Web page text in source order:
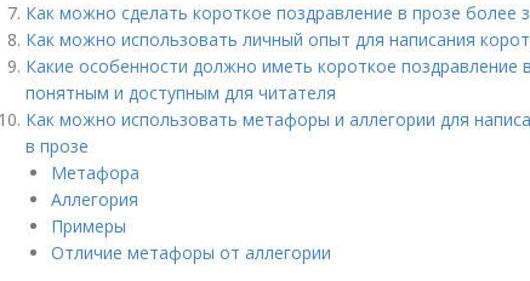
Как можно сделать короткое поздравление в прозе более
Как можно использовать личный опыт для написания
Какие особенности должно иметь короткое
понятным и доступным для читателя
Как можно использовать метафоры и аллегории для
в прозе
Метафора
Аллегория
Примеры
Отличие метафоры от аллегории